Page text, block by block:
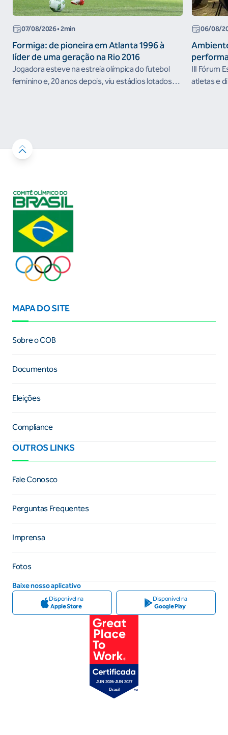
07/08/2026• 2min
Formiga: de pioneira em Atlanta 1996 à
líder de uma geração na Rio 2016
Jogadora esteve na estreia olímpica do futebol
feminino e, 20 anos depois, viu estádios lotados
06/08/
III Fórum
atletas e
MAPA DO SITE
Sobre o COB
Documentos
Eleições
Compliance
OUTROS LINKS
Fale Conosco
Perguntas Frequentes
Imprensa
Fotos
Baixe nosso aplicativo
Disponível na
Apple Store
Disponível na
Google Play